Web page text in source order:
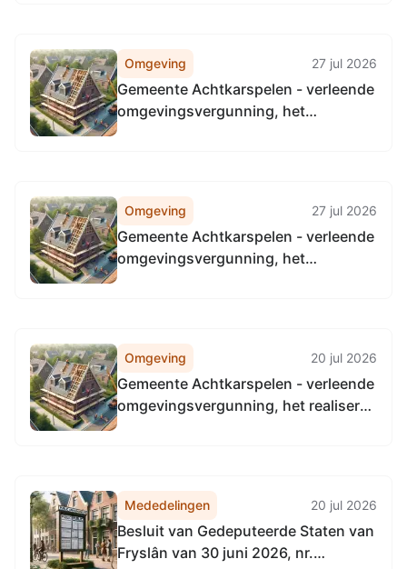
Omgeving 27 jul 2026
Gemeente Achtkarspelen - verleende
omgevingsvergunning, het
Omgeving 27 jul 2026
Gemeente Achtkarspelen - verleende
omgevingsvergunning, het
Omgeving 20 jul 2026
Gemeente Achtkarspelen - verleende
omgevingsvergunning, het realiseren
technisch), Parcours 56, Buitenpost
Mededelingen 20 jul 2026
Besluit van Gedeputeerde Staten van
Fryslân van 30 juni 2026, nr.